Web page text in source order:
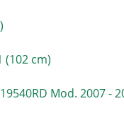
(102 cm)
Mod. 2007 -